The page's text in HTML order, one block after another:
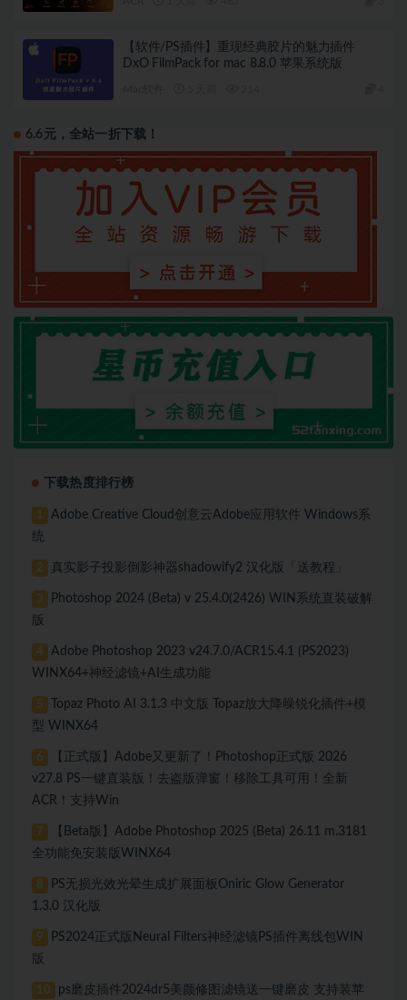
【软件/PS插件】重现经典胶片的魅力插件
DxO FilmPack for mac 8.8.0 苹果系统版
6.6元，全站一折下载！
下载热度排行榜
1
Adobe Creative Cloud创意云Adobe应用软件 Windows系
统
2 真实影子投影倒影神器shadowify2 汉化版「送教程」
3
Photoshop 2024 (Beta) v 25.4.0(2426) WIN系统直装破解
版
4
Adobe Photoshop 2023 v24.7.0/ACR15.4.1 (PS2023)
WINX64+神经滤镜+AI生成功能
5
Topaz Photo AI 3.1.3 中文版 Topaz放大降噪锐化插件+模
型 WINX64
6
【正式版】Adobe又更新了！Photoshop正式版 2026
v27.8 PS一键直装版！去盗版弹窗！移除工具可用！全新
ACR！支持Win
7
【Beta版】Adobe Photoshop 2025 (Beta) 26.11 m.3181
全功能免安装版WINX64
8
PS无损光效光晕生成扩展面板Oniric Glow Generator
1.3.0 汉化版
9
PS2024正式版Neural Filters神经滤镜PS插件离线包WIN
版
10
ps磨皮插件2024dr5美颜修图滤镜送一键磨皮 支持装苹